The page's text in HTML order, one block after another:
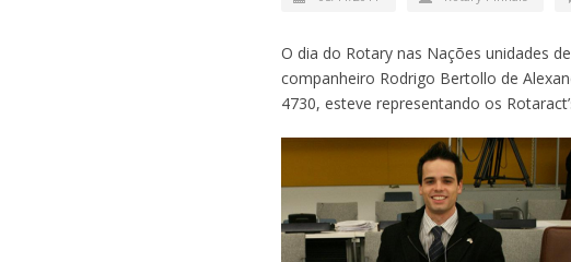
O dia do Rotary nas Nações unidades
companheiro Rodrigo Bertollo de
4730, esteve representando os